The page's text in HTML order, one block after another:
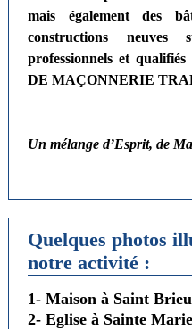
mais également des
constructions neuves
professionnels et
DE MAÇONNERIE
Un mélange d’Esprit, de
Quelques photos
notre activité :
1- Maison à Saint
2- Eglise à Sainte